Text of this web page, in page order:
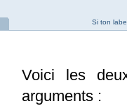
Si ton
Voici les
arguments :